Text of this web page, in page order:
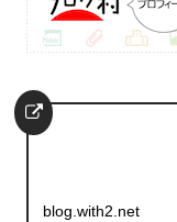
blog.with2.net